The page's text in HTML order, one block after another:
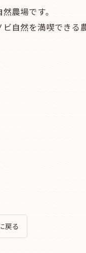
農場です。
自然を満喫できる
戻る